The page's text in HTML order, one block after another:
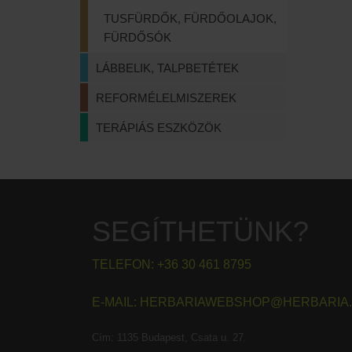
TUSFÜRDŐK, FÜRDŐOLAJOK,
FÜRDŐSÓK
LÁBBELIK, TALPBETÉTEK
REFORMÉLELMISZEREK
TERÁPIÁS ESZKÖZÖK
SEGÍTHETÜNK?
TELEFON: +36 30 461 8795
E-MAIL:
Cím: 1135 Budapest, Csata u. 27.